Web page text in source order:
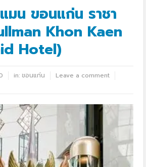
มน ขอนแก่น ราชา
Khon Kaen
Hotel)
in:ขอนแก่น
Leave a comment